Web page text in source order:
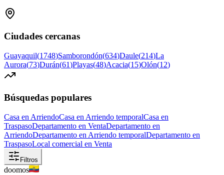
Ciudades cercanas
Guayaquil(1748)Samborondón(634)Daule(214)La
Aurora(73)Durán(61)Playas(48)Acacia(15)Olón(12)
Búsquedas populares
Casa en ArriendoCasa en Arriendo temporalCasa en
TraspasoDepartamento en VentaDepartamento en
ArriendoDepartamento en Arriendo temporalDepartamento en
TraspasoLocal comercial en Venta
Filtros
doomos